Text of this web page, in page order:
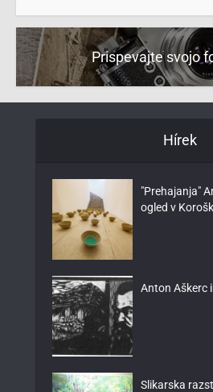
Prispevajte svojo
Hírek
"Prehajanja"
ogled v
Anton Aškerc
Slikarska